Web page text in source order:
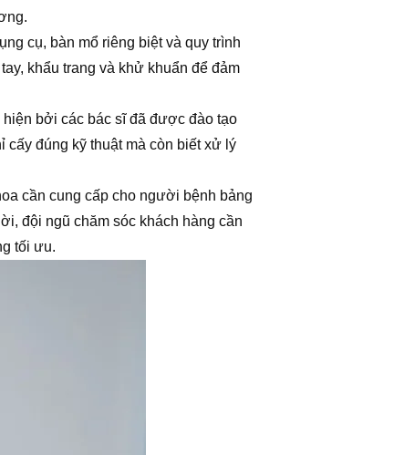
cụ, bàn mổ riêng biệt và quy trình
khẩu trang và khử khuẩn để đảm
bởi các bác sĩ đã được đào tạo
đúng kỹ thuật mà còn biết xử lý
cần cung cấp cho người bệnh bảng
đội ngũ chăm sóc khách hàng cần
tối ưu.